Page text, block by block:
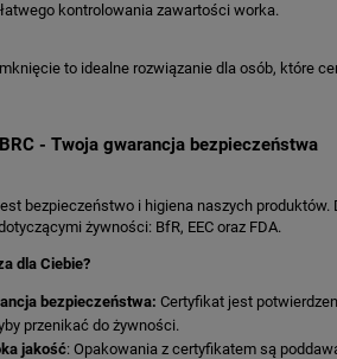
kontrolowania zawartości worka.
to idealne rozwiązanie dla osób, które
- Twoja gwarancja bezpieczeństwa
bezpieczeństwo i higiena naszych
żywności: BfR, EEC oraz FDA.
dla Ciebie?
bezpieczeństwa: Certyfikat jest
przenikać do żywności.
jakość: Opakowania z certyfikatem są